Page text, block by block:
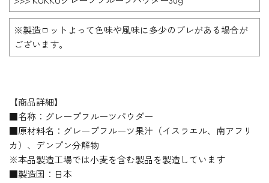
※製造ロットよって色味や風味に多少のブレがある場合が
ございます。
【商品詳細】
■名称：グレープフルーツパウダー
■原材料名：グレープフルーツ果汁（イスラエル、南アフリ
カ）、デンプン分解物
※本品製造工場では小麦を含む製品を製造しています
■製造国：日本